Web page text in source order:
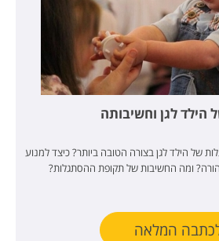
לגן וחשיבותה
של הילד לגן בצורה הטובה ביותר? כיצד למנוע
ומה החשיבות של תקופת ההסתגלות?
המלאה